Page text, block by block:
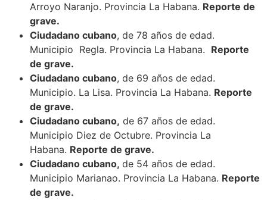
Arroyo Naranjo. Provincia La Habana. Reporte de
grave.
Ciudadano cubano, de 78 años de edad.
Municipio Regla. Provincia La Habana. Reporte
de grave.
Ciudadano cubano, de 69 años de edad.
Municipio. La Lisa. Provincia La Habana. Reporte
de grave.
Ciudadano cubano, de 67 años de edad.
Municipio Diez de Octubre. Provincia La
Habana. Reporte de grave.
Ciudadano cubano, de 54 años de edad.
Municipio Marianao. Provincia La Habana. Reporte
de grave.